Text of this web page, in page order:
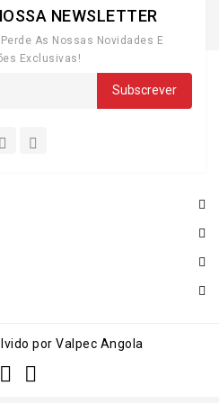
NEWSLETTER
As Nossas Novidades E
Exclusivas!
por Valpec Angola